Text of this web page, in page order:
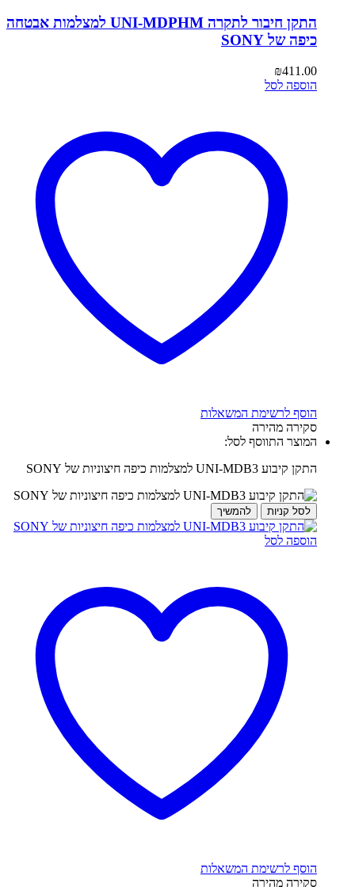
התקן חיבור לתקרה UNI-MDPHM למצלמות אבטחה
כיפה של SONY
₪411.00
הוספה לסל
הוסף לרשימת המשאלות
סקירה מהירה
המוצר התווסף לסל:
התקן קיבוע UNI-MDB3 למצלמות כיפה חיצוניות של SONY
לסל קניות להמשיך
הוספה לסל
הוסף לרשימת המשאלות
סקירה מהירה